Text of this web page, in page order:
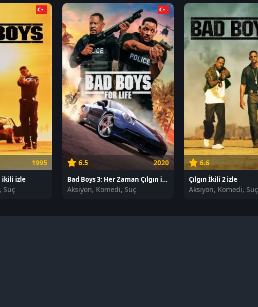
1995
ikili izle
Suç
6.5 2020
Bad Boys 3: Her Zaman Çılgın izle
Aksiyon, Komedi, Suç
6.6
Çılgın İkili 2 izle
Aksiyon, Komedi, Suç